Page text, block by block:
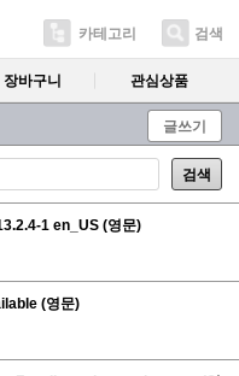
카테고리 검색
장바구니 관심상품
글쓰기
검색
1 en_US (영문)
(영문)